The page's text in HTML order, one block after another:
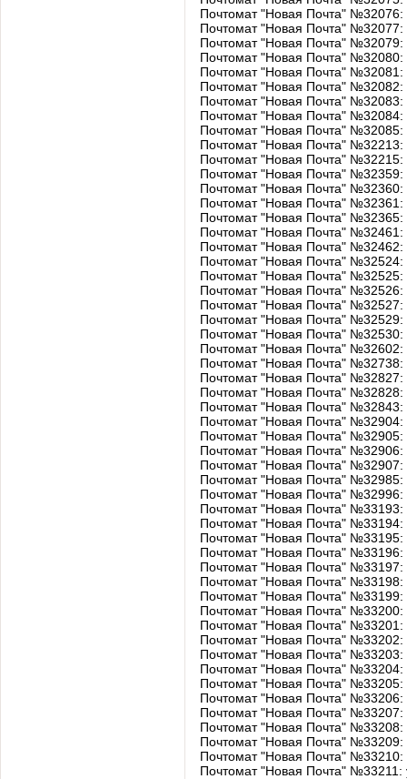
Почтомат "Новая Почта" №32076:
Почтомат "Новая Почта"
Почтомат "Новая Почта"
Почтомат "Новая Почта"
Почтомат "Новая Почта"
Почтомат "Новая Почта"
Почтомат "Новая Почта"
Почтомат "Новая Почта"
Почтомат "Новая Почта"
Почтомат "Новая Почта"
Почтомат "Новая Почта"
Почтомат "Новая Почта"
Почтомат "Новая Почта"
Почтомат "Новая Почта"
Почтомат "Новая Почта" №32365:
Почтомат "Новая Почта" №32461:
Почтомат "Новая Почта"
Почтомат "Новая Почта"
Почтомат "Новая Почта"
Почтомат "Новая Почта"
Почтомат "Новая Почта" №32527:
Почтомат "Новая Почта"
Почтомат "Новая Почта"
Почтомат "Новая Почта"
Почтомат "Новая Почта" №32738:
Почтомат "Новая Почта"
Почтомат "Новая Почта"
Почтомат "Новая Почта"
Почтомат "Новая Почта"
Почтомат "Новая Почта"
Почтомат "Новая Почта"
Почтомат "Новая Почта"
Почтомат "Новая Почта"
Почтомат "Новая Почта" №32996:
Почтомат "Новая Почта" №33193:
Почтомат "Новая Почта" №33194:
Почтомат "Новая Почта" №33195:
Почтомат "Новая Почта" №33196:
Почтомат "Новая Почта" №33197:
Почтомат "Новая Почта" №33198:
Почтомат "Новая Почта"
Почтомат "Новая Почта"
Почтомат "Новая Почта" №33201:
Почтомат "Новая Почта"
Почтомат "Новая Почта" №33203:
Почтомат "Новая Почта" №33204:
Почтомат "Новая Почта" №33205:
Почтомат "Новая Почта"
Почтомат "Новая Почта"
Почтомат "Новая Почта"
Почтомат "Новая Почта" №33209:
Почтомат "Новая Почта" №33210:
Почтомат "Новая Почта" №33211: